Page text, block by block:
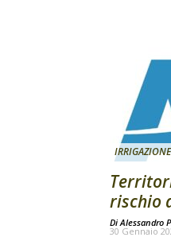
IRRIGAZIONE
rischio
DiAlessandro
30 Gennaio